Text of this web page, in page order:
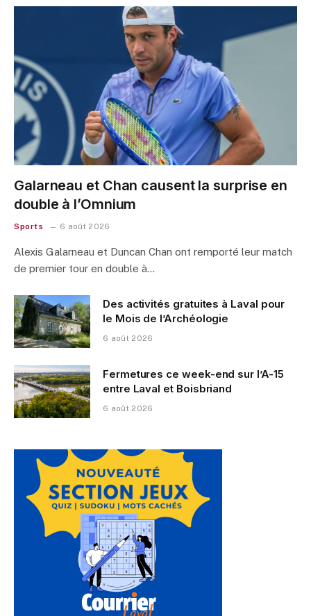
Galarneau et Chan causent la surprise en
double à l’Omnium
Sports 6 août 2026
Alexis Galarneau et Duncan Chan ont remporté leur match
de premier tour en double à…
Des activités gratuites à Laval pour
le Mois de l’Archéologie
6 août 2026
Fermetures ce week-end sur l’A-15
entre Laval et Boisbriand
6 août 2026